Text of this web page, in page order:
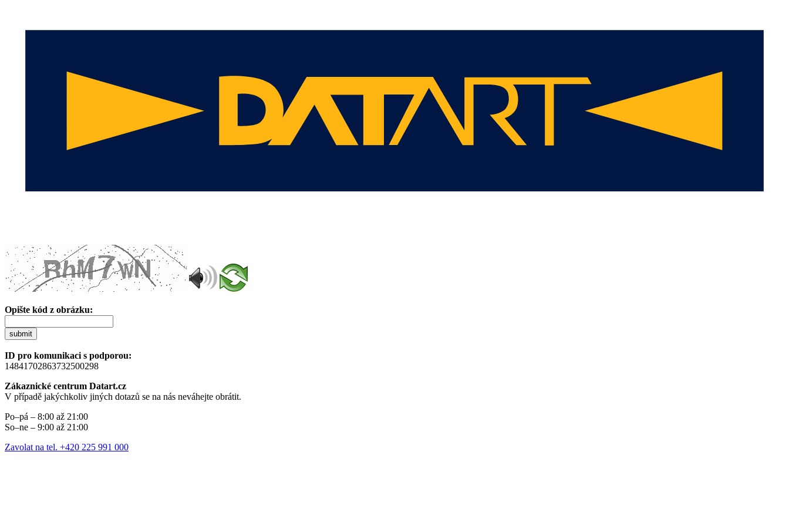
Opište kód z obrázku:
submit
ID pro komunikaci s podporou:
14841702863732500298
Zákaznické centrum Datart.cz
V případě jakýchkoliv jiných dotazů se na nás neváhejte obrátit.
Po–pá – 8:00 až 21:00
So–ne – 9:00 až 21:00
Zavolat na tel. +420 225 991 000